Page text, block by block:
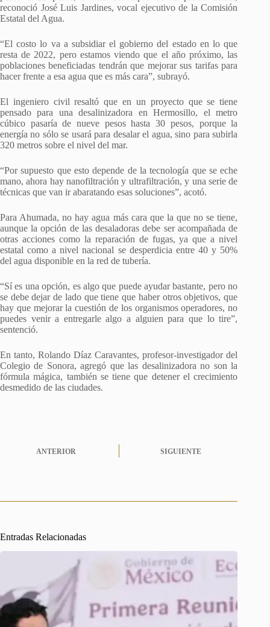
reconoció José Luis Jardines, vocal ejecutivo de la Comisión
Estatal del Agua.
“El costo lo va a subsidiar el gobierno del estado en lo que
resta de 2022, pero estamos viendo que el año próximo, las
poblaciones beneficiadas tendrán que mejorar sus tarifas para
hacer frente a esa agua que es más cara”, subrayó.
El ingeniero civil resaltó que en un proyecto que se tiene
pensado para una desalinizadora en Hermosillo, el metro
cúbico pasaría de nueve pesos hasta 30 pesos, porque la
energía no sólo se usará para desalar el agua, sino para subirla
320 metros sobre el nivel del mar.
“Por supuesto que esto depende de la tecnología que se eche
mano, ahora hay nanofiltración y ultrafiltración, y una serie de
técnicas que van ir abaratando esas soluciones”, acotó.
Para Ahumada, no hay agua más cara que la que no se tiene,
aunque la opción de las desaladoras debe ser acompañada de
otras acciones como la reparación de fugas, ya que a nivel
estatal como a nivel nacional se desperdicia entre 40 y 50%
del agua disponible en la red de tubería.
“Sí es una opción, es algo que puede ayudar bastante, pero no
se debe dejar de lado que tiene que haber otros objetivos, que
hay que mejorar la cuestión de los organismos operadores, no
puedes venir a entregarle algo a alguien para que lo tire”,
sentenció.
En tanto, Rolando Díaz Caravantes, profesor-investigador del
Colegio de Sonora, agregó que las desalinizadora no son la
fórmula mágica, también se tiene que detener el crecimiento
desmedido de las ciudades.
ANTERIOR SIGUIENTE
Entradas Relacionadas